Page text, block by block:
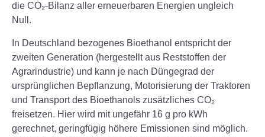
die CO₂-Bilanz aller erneuerbaren Energien ungleich
Null.
In Deutschland bezogenes Bioethanol entspricht der
zweiten Generation (hergestellt aus Reststoffen der
Agrarindustrie) und kann je nach Düngegrad der
ursprünglichen Bepflanzung, Motorisierung der Traktoren
und Transport des Bioethanols zusätzliches CO₂
freisetzen. Hier wird mit ungefähr 16 g pro kWh
gerechnet, geringfügig höhere Emissionen sind möglich.